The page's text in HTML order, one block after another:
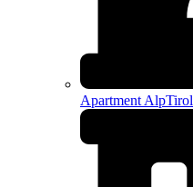
Apartment AlpTirol